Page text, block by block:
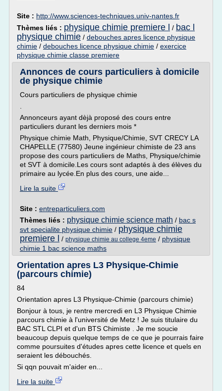
Site : http://www.sciences-techniques.univ-nantes.fr
Thèmes liés : physique chimie premiere l / bac l
physique chimie / debouches apres licence physique
chimie / debouches licence physique chimie / exercice
physique chimie classe premiere
Annonces de cours particuliers à domicile
de physique chimie
Cours particuliers de physique chimie
Annonceurs ayant dèjà proposé des cours entre
particuliers durant les derniers mois *
Physique chimie Math, Physique/Chimie, SVT CRECY LA
CHAPELLE (77580) Jeune ingénieur chimiste de 23 ans
propose des cours particuliers de Maths, Physique/chimie
et SVT à domicile.Les cours sont adaptés à des élèves du
primaire au lycée.En plus des cours, une aide...
Lire la suite
Site : entreparticuliers.com
Thèmes liés : physique chimie science math / bac s
svt specialite physique chimie / physique chimie
premiere l
/ physique chimie au college 4eme / physique
chimie 1 bac science maths
Orientation apres L3 Physique-Chimie
(parcours chimie)
84
Orientation apres L3 Physique-Chimie (parcours chimie)
Bonjour à tous, je rentre mercredi en L3 Physique Chimie
parcours chimie à l'université de Metz ! Je suis titulaire du
BAC STL CLPI et d'un BTS Chimiste . Je me soucie
beaucoup depuis quelque temps de ce que je pourrais faire
comme poursuites d'études apres cette licence et quels en
seraient les débouchés.
Si qqn pouvait m'aider en...
Lire la suite